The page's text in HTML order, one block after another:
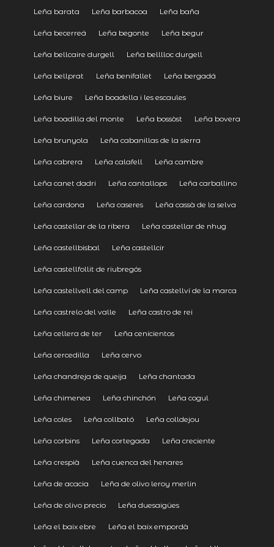
Leña barata Leña barbacoa Leña baña
Leña becerreá Leña begonte Leña begur
Leña bellcaire durgell Leña belllloc durgell
Leña bellprat Leña benifallet Leña bergadá
Leña biure Leña boadella i les escaules
Leña boadilla del monte Leña bossòst Leña bovera
Leña brunyola Leña cabanillas de la sierra
Leña cabrera Leña calafell Leña cambre
Leña canet dadri Leña cantallops Leña carballino
Leña cardona Leña caseres Leña cassà de la selva
Leña castellar de la ribera Leña castellar de nhug
Leña castellbisbal Leña castellcir
Leña castellfollit de riubregós
Leña castellvell del camp Leña castellví de la marca
Leña castrelo del valle Leña castro de rei
Leña cellera de ter Leña cenicientos
Leña cercedilla Leña cervo
Leña chandreja de queija Leña chantada
Leña chimenea Leña chinchón Leña cogul
Leña coles Leña collbató Leña colldejou
Leña corbins Leña cortegada Leña creciente
Leña crespià Leña cuenca del henares
Leña de acacia Leña de olivo leroy merlin
Leña de olivo precio Leña duesaigües
Leña el baix ebre Leña el baix empordà